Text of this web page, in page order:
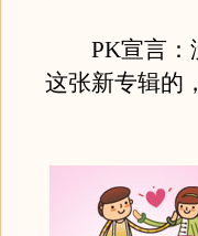
PK宣言：没
这张新专辑的